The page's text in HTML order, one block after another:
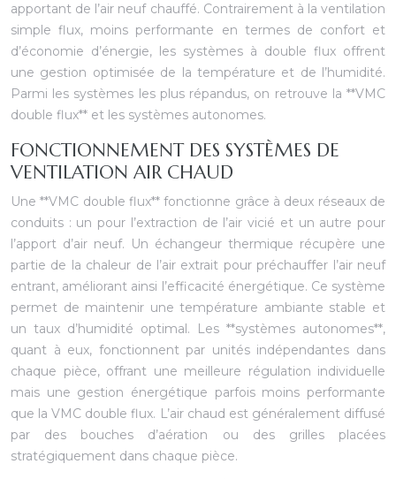
apportant de l’air neuf chauffé. Contrairement à la ventilation
simple flux, moins performante en termes de confort et
d’économie d’énergie, les systèmes à double flux offrent
une gestion optimisée de la température et de l’humidité.
Parmi les systèmes les plus répandus, on retrouve la **VMC
double flux** et les systèmes autonomes.
FONCTIONNEMENT DES SYSTÈMES DE
VENTILATION AIR CHAUD
Une **VMC double flux** fonctionne grâce à deux réseaux de
conduits : un pour l’extraction de l’air vicié et un autre pour
l’apport d’air neuf. Un échangeur thermique récupère une
partie de la chaleur de l’air extrait pour préchauffer l’air neuf
entrant, améliorant ainsi l’efficacité énergétique. Ce système
permet de maintenir une température ambiante stable et
un taux d’humidité optimal. Les **systèmes autonomes**,
quant à eux, fonctionnent par unités indépendantes dans
chaque pièce, offrant une meilleure régulation individuelle
mais une gestion énergétique parfois moins performante
que la VMC double flux. L’air chaud est généralement diffusé
par des bouches d’aération ou des grilles placées
stratégiquement dans chaque pièce.